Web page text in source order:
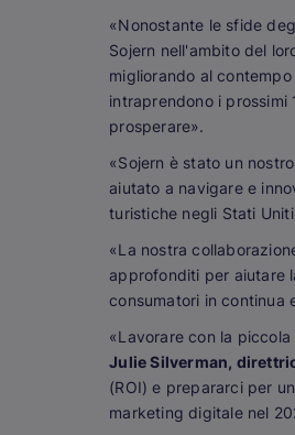
«Nonostante le sfide
Sojern nell'ambito del
migliorando al
intraprendono i
prosperare».
«Sojern è stato un
aiutato a navigare e
turistiche negli Stati
«La nostra
approfonditi per aiutare
consumatori in continua
«Lavorare con la
Julie Silverman,
(ROI) e prepararci per
marketing digitale nel